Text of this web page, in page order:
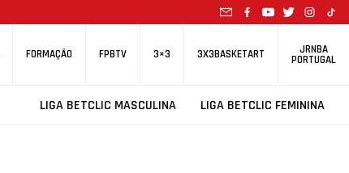
FORMAÇÃO FPBTV 3×3 3X3BASKETART JRNBA
PORTUGAL
LIGA BETCLIC MASCULINA LIGA BETCLIC FEMININA